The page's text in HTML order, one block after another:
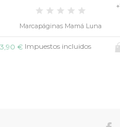
Marcapáginas Mamá Luna
€ Impuestos incluidos